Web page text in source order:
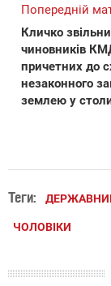
Попередній
Кличко
чиновників
причетних до
незаконного
землею у
Теги:
ЧОЛОВІКИ